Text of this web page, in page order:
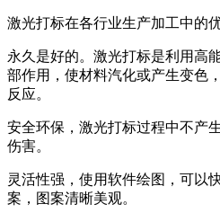
激光打标在各行业生产加工中的
永久是好的。激光打标是利用高
部作用，使材料汽化或产生变色
反应。
安全环保，激光打标过程中不产
伤害。
灵活性强，使用软件绘图，可以
案，图案清晰美观。